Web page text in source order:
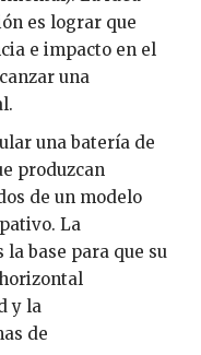
es lograr que
e impacto en el
una
una batería de
produzcan
de un modelo
La
base para que su
y la
de